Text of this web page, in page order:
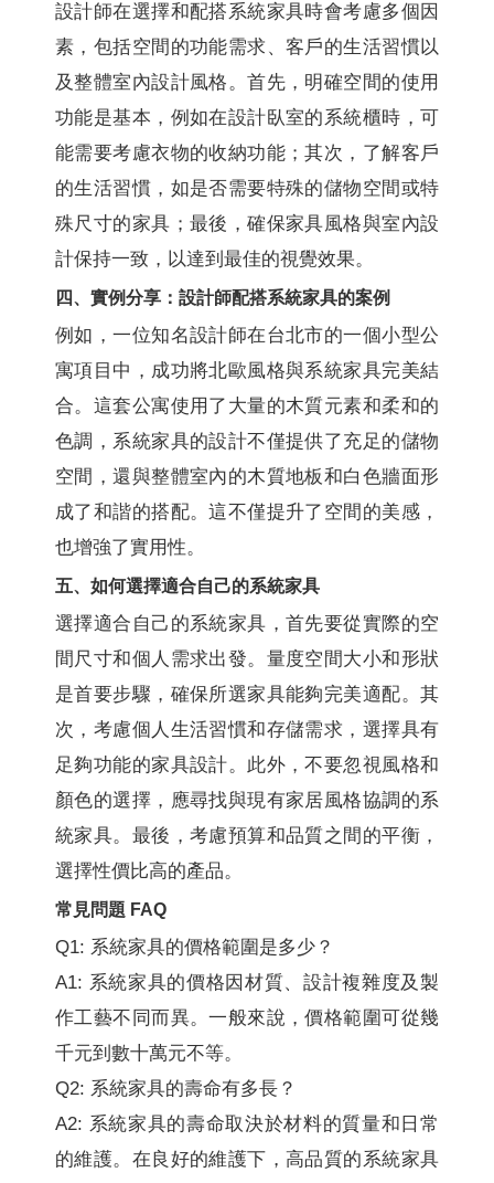
設計師在選擇和配搭系統家具時會考慮多個因
素，包括空間的功能需求、客戶的生活習慣以
及整體室內設計風格。首先，明確空間的使用
功能是基本，例如在設計臥室的系統櫃時，可
能需要考慮衣物的收納功能；其次，了解客戶
的生活習慣，如是否需要特殊的儲物空間或特
殊尺寸的家具；最後，確保家具風格與室內設
計保持一致，以達到最佳的視覺效果。
四、實例分享：設計師配搭系統家具的案例
例如，一位知名設計師在台北市的一個小型公
寓項目中，成功將北歐風格與系統家具完美結
合。這套公寓使用了大量的木質元素和柔和的
色調，系統家具的設計不僅提供了充足的儲物
空間，還與整體室內的木質地板和白色牆面形
成了和諧的搭配。這不僅提升了空間的美感，
也增強了實用性。
五、如何選擇適合自己的系統家具
選擇適合自己的系統家具，首先要從實際的空
間尺寸和個人需求出發。量度空間大小和形狀
是首要步驟，確保所選家具能夠完美適配。其
次，考慮個人生活習慣和存儲需求，選擇具有
足夠功能的家具設計。此外，不要忽視風格和
顏色的選擇，應尋找與現有家居風格協調的系
統家具。最後，考慮預算和品質之間的平衡，
選擇性價比高的產品。
常見問題 FAQ
Q1: 系統家具的價格範圍是多少？
A1: 系統家具的價格因材質、設計複雜度及製
作工藝不同而異。一般來說，價格範圍可從幾
千元到數十萬元不等。
Q2: 系統家具的壽命有多長？
A2: 系統家具的壽命取決於材料的質量和日常
的維護。在良好的維護下，高品質的系統家具